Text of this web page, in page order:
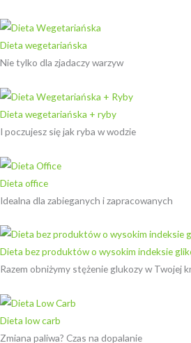
Dieta wegetariańska
Nie tylko dla zjadaczy warzyw
Dieta wegetariańska + ryby
I poczujesz się jak ryba w wodzie
Dieta office
Idealna dla zabieganych i zapracowanych
Dieta bez produktów o wysokim indeksie
Razem obniżymy stężenie glukozy w Twojej
Dieta low carb
Zmiana paliwa? Czas na dopalanie